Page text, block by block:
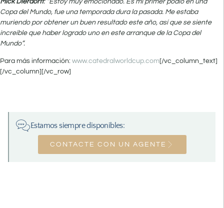
Copa del Mundo, fue una temporada dura la pasada. Me estaba
muriendo por obtener un buen resultado este año, así que se siente
increíble que haber logrado uno en este arranque de la Copa del
Mundo”.
Para más información: www.catedralworldcup.com[/vc_column_text]
[/vc_column][/vc_row]
Estamos siempre disponibles:
CONTACTE CON UN AGENTE